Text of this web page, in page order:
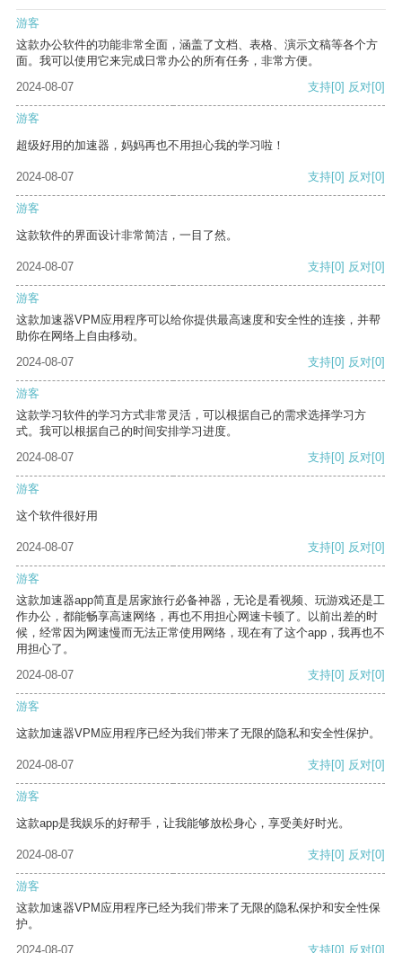
游客
这款办公软件的功能非常全面，涵盖了文档、表格、演示文稿等各个方
面。我可以使用它来完成日常办公的所有任务，非常方便。
2024-08-07
支持[0] 反对[0]
游客
超级好用的加速器，妈妈再也不用担心我的学习啦！
2024-08-07 支持[0] 反对[0]
游客
这款软件的界面设计非常简洁，一目了然。
2024-08-07 支持[0] 反对[0]
游客
这款加速器VPM应用程序可以给你提供最高速度和安全性的连接，并帮
助你在网络上自由移动。
2024-08-07
支持[0] 反对[0]
游客
这款学习软件的学习方式非常灵活，可以根据自己的需求选择学习方
式。我可以根据自己的时间安排学习进度。
2024-08-07
支持[0] 反对[0]
游客
这个软件很好用
2024-08-07 支持[0] 反对[0]
游客
这款加速器app简直是居家旅行必备神器，无论是看视频、玩游戏还是工
作办公，都能畅享高速网络，再也不用担心网速卡顿了。以前出差的时
候，经常因为网速慢而无法正常使用网络，现在有了这个app，我再也不
用担心了。
2024-08-07
支持[0] 反对[0]
游客
这款加速器VPM应用程序已经为我们带来了无限的隐私和安全性保护。
2024-08-07 支持[0] 反对[0]
游客
这款app是我娱乐的好帮手，让我能够放松身心，享受美好时光。
2024-08-07 支持[0] 反对[0]
游客
这款加速器VPM应用程序已经为我们带来了无限的隐私保护和安全性保
护。
2024-08-07
支持[0] 反对[0]